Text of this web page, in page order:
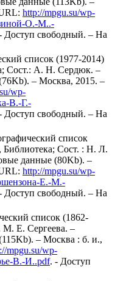
http://mpgu.su/wp-
О.-М..-
Доступ свободный. – На
список (1977-2014)
Сост.: А. Н. Сердюк. –
– Москва, 2015. –
wp-
В.-Г.-
Доступ свободный. – На
список
Библиотека; Сост. : Н. Л.
данные (80Kb). –
http://mpgu.su/wp-
Е.-М.-
Доступ свободный. – На
список (1862-
М. Е. Сергеева. –
– Москва : б. и.,
mpgu.su/wp-
В.-И..pdf. - Доступ